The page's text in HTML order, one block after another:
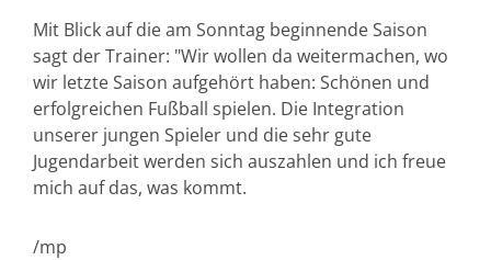
Mit Blick auf die am Sonntag beginnende Saison
sagt der Trainer: "Wir wollen da weitermachen, wo
wir letzte Saison aufgehört haben: Schönen und
erfolgreichen Fußball spielen. Die Integration
unserer jungen Spieler und die sehr gute
Jugendarbeit werden sich auszahlen und ich freue
mich auf das, was kommt.
/mp